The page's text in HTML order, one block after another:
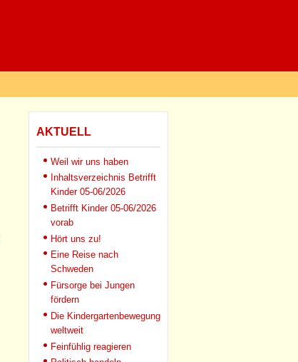
AKTUELL
Weil wir uns haben
Inhaltsverzeichnis Betrifft
Kinder 05-06/2026
Betrifft Kinder 05-06/2026
vorab
Hört uns zu!
Eine Reise nach
Schweden
Fürsorge bei Jungen
fördern
Die Kindergartenbewegung
weltweit
Feinfühlig reagieren